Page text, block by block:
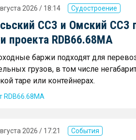
2026 / 18:14 Судостроение
ССЗ и Омский ССЗ
проекта RDB66.68МА
баржи подходят для
грузов, в том числе
таре или контейнерах.
RDB66.68МА
2026 / 17:21 События